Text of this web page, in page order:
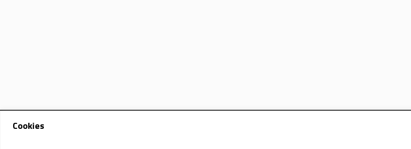
Cookies